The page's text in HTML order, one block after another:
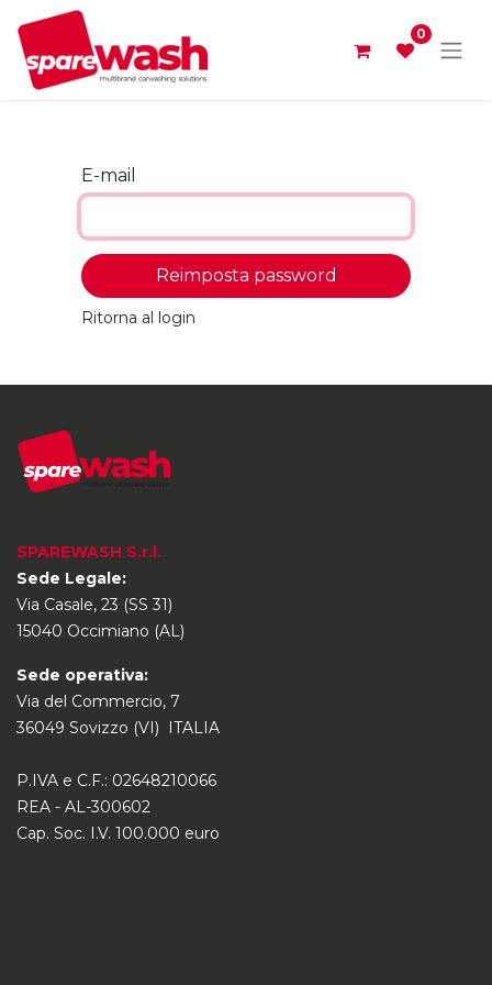
0
E-mail
Reimposta password
Ritorna al login
SPAREWASH S.r.l.
Sede Legale:
Via Casale, 23 (SS 31)
15040 Occimiano (AL)
Sede operativa:
Via del Commercio, 7
36049 Sovizzo (VI) ITALIA
P.IVA e C.F.: 02648210066
REA - AL-300602
Cap. Soc. I.V. 100.000 euro